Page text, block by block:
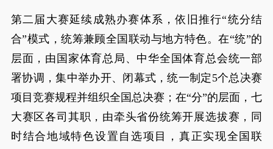
第二届大赛延续成熟办赛体系，依旧推行“统分结
合”模式，统筹兼顾全国联动与地方特色。在“统”的
层面，由国家体育总局、中华全国体育总会统一部
署协调，集中举办开、闭幕式，统一制定5个总决赛
项目竞赛规程并组织全国总决赛；在“分”的层面，七
大赛区各司其职，由牵头省份统筹开展选拔赛，同
时结合地域特色设置自选项目，真正实现全国联